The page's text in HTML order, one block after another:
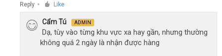
Reply ● Like
Cẩm Tú ADMIN
Dạ, tùy vào từng khu vực xa hay gần, nhưng thường
không quá 2 ngày là nhận được hàng